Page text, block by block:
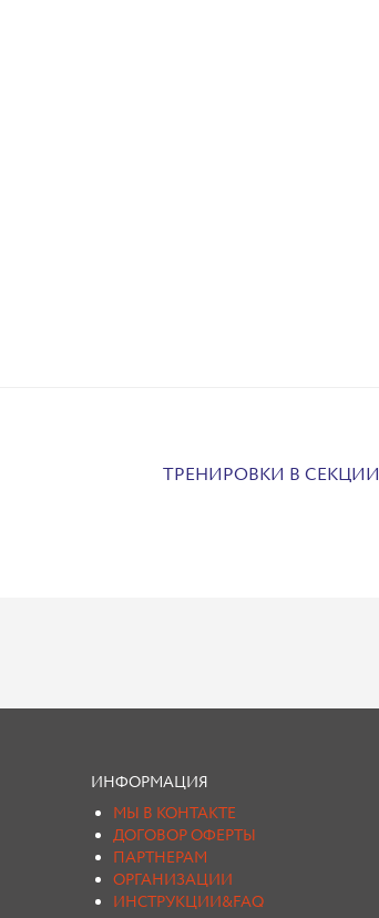
ТРЕНИРОВКИ В СЕКЦИИ
ИНФОРМАЦИЯ
МЫ В КОНТАКТЕ
ДОГОВОР ОФЕРТЫ
ПАРТНЕРАМ
ОРГАНИЗАЦИИ
ИНСТРУКЦИИ&FAQ